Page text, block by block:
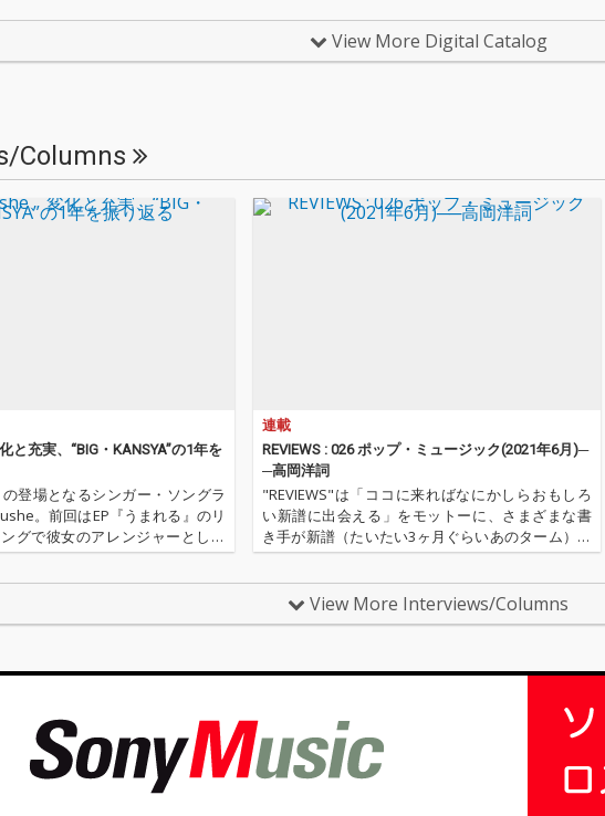
usheの有機的なボーカ
ルと、フロクロらしさ
usheの有機的なボーカ
ルと、フロクロらしさ
View More Digital Catalog
Columns
と充実、“BIG・KANSYA”の1年を
登場となるシンガー・ソングラ
。前回はEP『うまれる』のリ
グで彼女のアレンジャーとして
澤翔太との対談をお届けしまし
連載
REVIEWS : 026 ポップ・ミュージック(2021年6月)─
─高岡洋詞
"REVIEWS"は「ココに来ればなにかしらおもしろ
い新譜に出会える」をモットーに、さまざまな書
き手が新譜（たいたい3ヶ月ぐらいあのターム）を
中心に9枚（＋α）の作品を厳選し、紹介するコー
る9枚＋1枚な10枚。エ…
View More Interviews/Columns